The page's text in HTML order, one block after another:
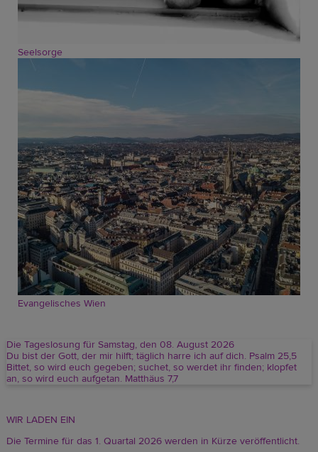
Seelsorge
Evangelisches Wien
Die Tageslosung für Samstag, den 08. August 2026
Du bist der Gott, der mir hilft; täglich harre ich auf dich. Psalm 25,5
Bittet, so wird euch gegeben; suchet, so werdet ihr finden; klopfet
an, so wird euch aufgetan. Matthäus 7,7
WIR LADEN EIN
Die Termine für das 1. Quartal 2026 werden in Kürze veröffentlicht.